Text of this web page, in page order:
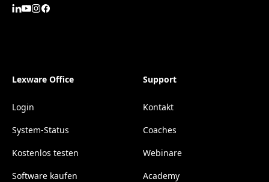
Lexware Office
Login
System-Status
Kostenlos testen
Software kaufen
Support
Kontakt
Coaches
Webinare
Academy